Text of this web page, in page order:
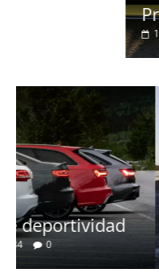
Probamos el
19 de abril de 2020
Clásicos
BMW Serie 7:
28 de junio de 2022